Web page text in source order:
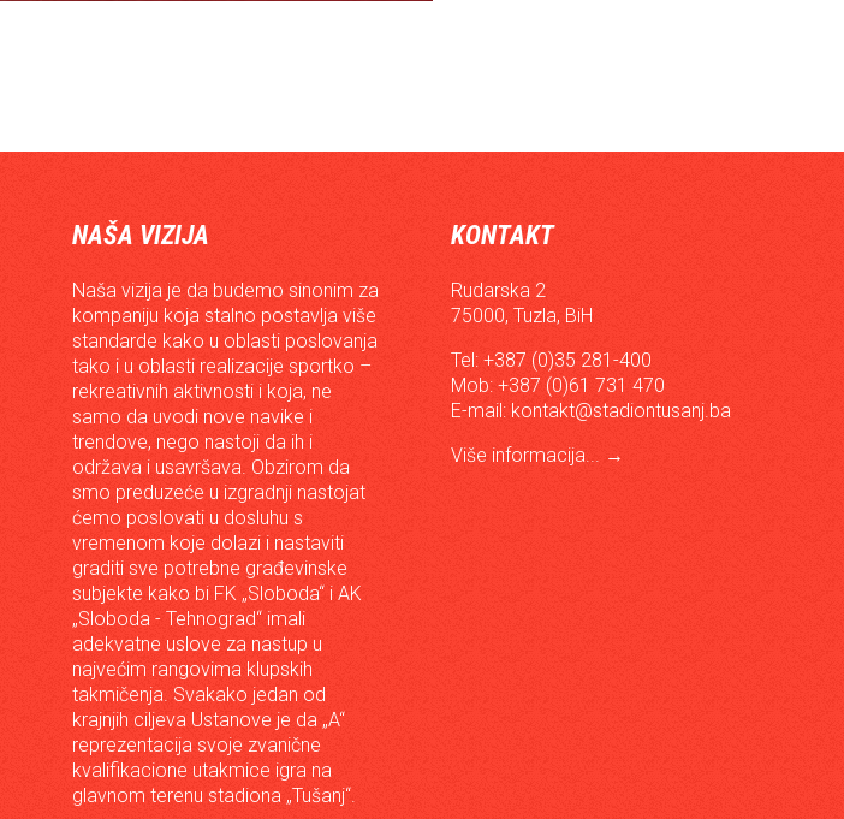
NAŠA VIZIJA
Naša vizija je da budemo sinonim za
kompaniju koja stalno postavlja više
standarde kako u oblasti poslovanja
tako i u oblasti realizacije sportko –
rekreativnih aktivnosti i koja, ne
samo da uvodi nove navike i
trendove, nego nastoji da ih i
održava i usavršava. Obzirom da
smo preduzeće u izgradnji nastojat
ćemo poslovati u dosluhu s
vremenom koje dolazi i nastaviti
graditi sve potrebne građevinske
subjekte kako bi FK „Sloboda“ i AK
„Sloboda - Tehnograd“ imali
adekvatne uslove za nastup u
najvećim rangovima klupskih
takmičenja. Svakako jedan od
krajnjih ciljeva Ustanove je da „A“
reprezentacija svoje zvanične
kvalifikacione utakmice igra na
glavnom terenu stadiona „Tušanj“.
KONTAKT
Rudarska 2
75000, Tuzla, BiH
Tel: +387 (0)35 281-400
Mob: +387 (0)61 731 470
E-mail: kontakt@stadiontusanj.ba
Više informacija... →